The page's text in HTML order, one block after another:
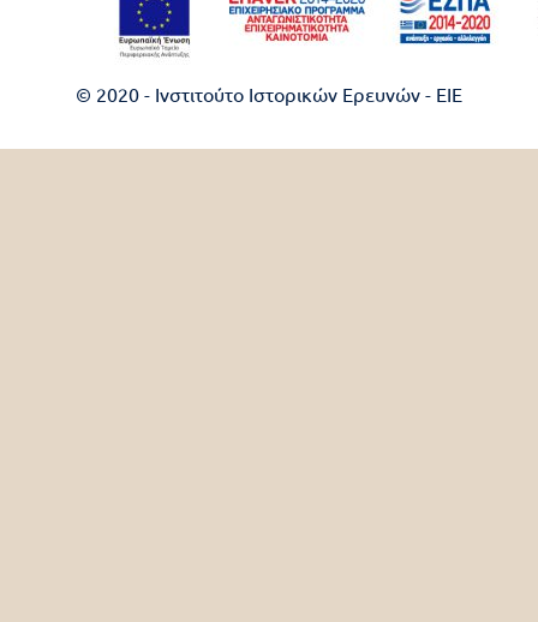
© 2020 - Ινστιτούτο Ιστορικών Ερευνών - EIE